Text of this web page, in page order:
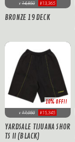
¥ 14,850 ¥13,365
BRONZE 19 DECK
10% OFF!!
¥ 17,050 ¥15,345
YARDSALE TIJUANA SHOR
TS II (BLACK)